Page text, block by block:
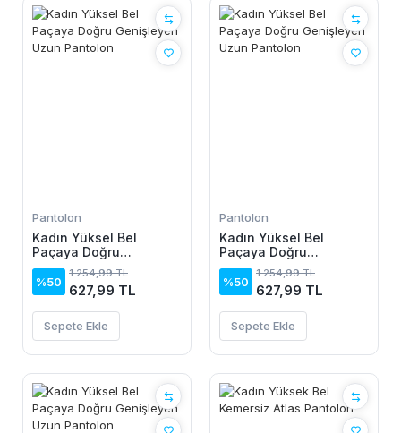
Pantolon
Kadın Yüksel Bel
Paçaya Doğru
Genişleyen Uzun
Pantolon
%50
1.254,99 TL
627,99 TL
Sepete Ekle
Pantolon
Kadın Yüksel Bel
Paçaya Doğru
Genişleyen Uzun
Pantolon
%50
1.254,99 TL
627,99 TL
Sepete Ekle